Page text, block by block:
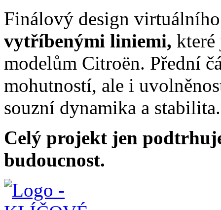
Finálový design
vytříbenými liniemi, které
modelům Citroën. Přední
mohutností, ale i
souzní dynamika a stabilita.
Celý projekt jen
budoucnost.